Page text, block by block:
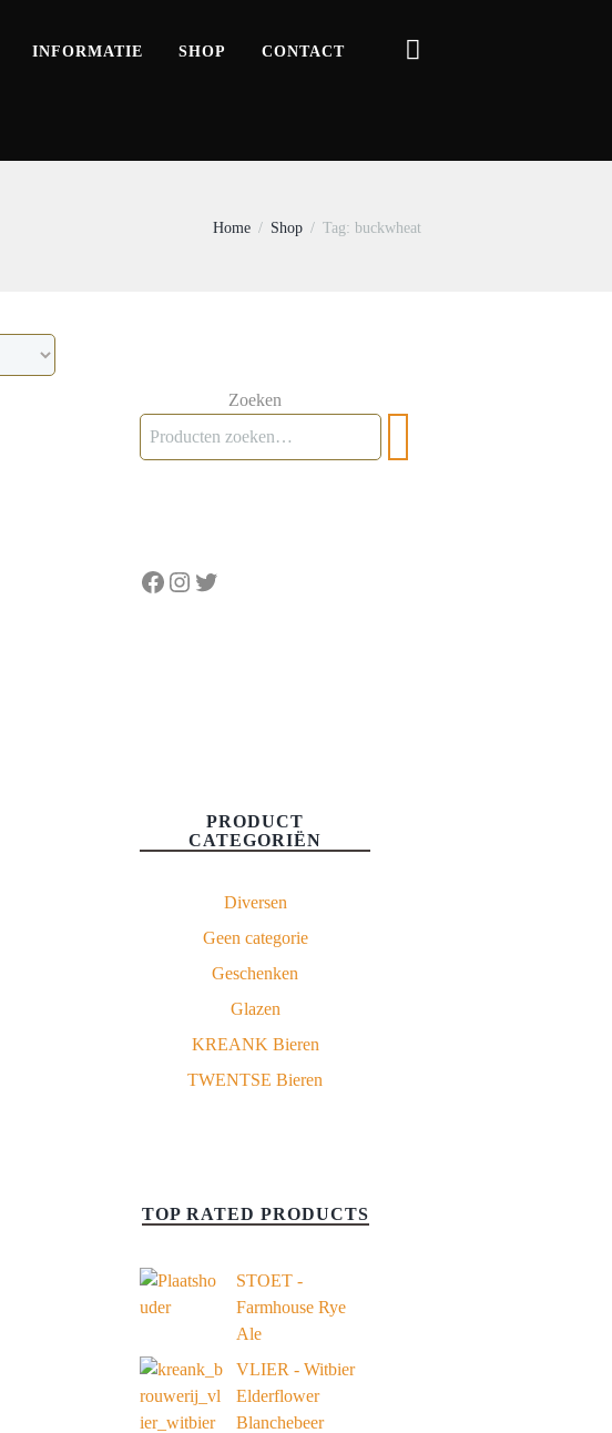
INFORMATIE SHOP CONTACT
Home Shop Tag: buckwheat
Zoeken
Facebook
Instagram
Twitter
PRODUCT
CATEGORIËN
Diversen
Geen categorie
Geschenken
Glazen
KREANK Bieren
TWENTSE Bieren
TOP RATED PRODUCTS
STOET -
Farmhouse Rye
Ale
VLIER - Witbier
Elderflower
Blanchebeer